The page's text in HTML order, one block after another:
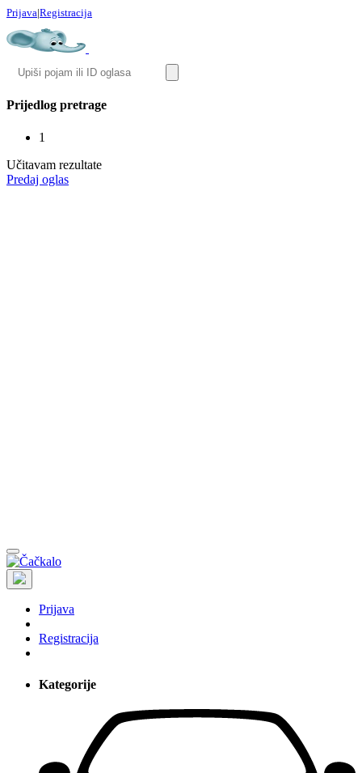
Prijava|Registracija
Prijedlog pretrage
1
Učitavam rezultate
Predaj oglas
Prijava
Registracija
Kategorije